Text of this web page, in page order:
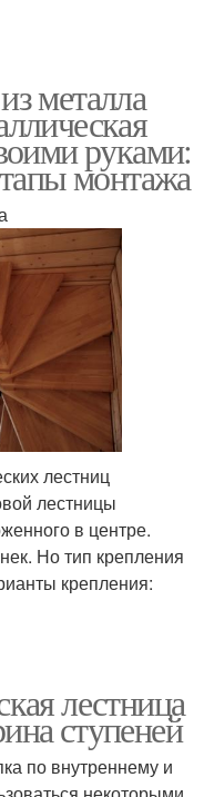
металла
руками:
монтажа
лестниц
лестницы
в центре.
Но тип крепления
крепления:
лестница
ступеней
по внутреннему и